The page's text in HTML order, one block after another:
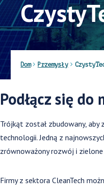
Dom Przemysły
Podłącz się do
Trójkąt został zbudowany, aby
technologii. Jedną z
zrównoważony rozwój i
Firmy z sektora CleanTech